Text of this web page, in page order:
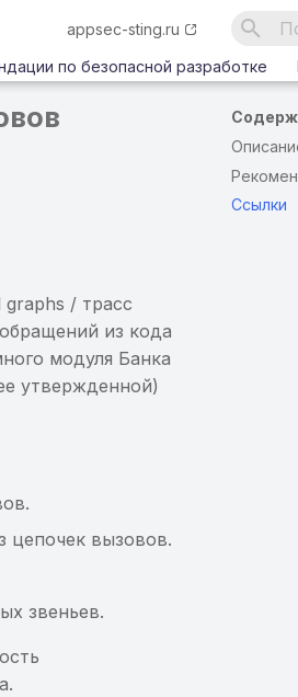
appsec-sting.ru
по безопасной разработке
Ссылки
/ трасс
из кода
модуля Банка
утвержденной)
цепочек вызовов.
звеньев.